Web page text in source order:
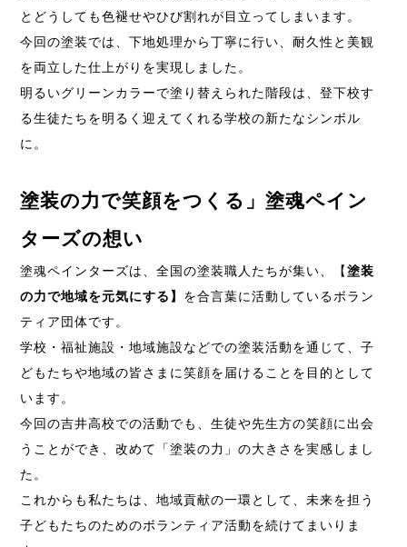
とどうしても色褪せやひび割れが目立ってしまいます。
今回の塗装では、下地処理から丁寧に行い、耐久性と美観
を両立した仕上がりを実現しました。
明るいグリーンカラーで塗り替えられた階段は、登下校す
る生徒たちを明るく迎えてくれる学校の新たなシンボル
に。
塗装の力で笑顔をつくる」塗魂ペイン
ターズの想い
塗魂ペインターズは、全国の塗装職人たちが集い、【塗装
の力で地域を元気にする】 を合言葉に活動しているボラン
ティア団体です。
学校・福祉施設・地域施設などでの塗装活動を通じて、子
どもたちや地域の皆さまに笑顔を届けることを目的として
います。
今回の吉井高校での活動でも、生徒や先生方の笑顔に出会
うことができ、改めて「塗装の力」の大きさを実感しまし
た。
これからも私たちは、地域貢献の一環として、未来を担う
子どもたちのためのボランティア活動を続けてまいりま